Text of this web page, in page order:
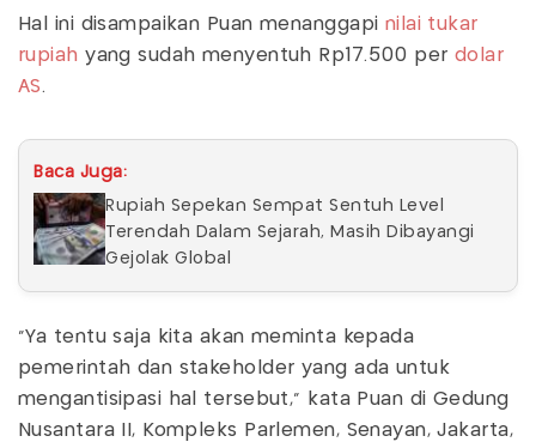
Hal ini disampaikan Puan menanggapi nilai tukar
rupiah yang sudah menyentuh Rp17.500 perdolar
AS.
Baca Juga:
Rupiah Sepekan Sempat Sentuh Level
Terendah Dalam Sejarah, Masih Dibayangi
Gejolak Global
"Ya tentu saja kita akan meminta kepada
pemerintah dan stakeholder yang ada untuk
mengantisipasi hal tersebut," kata Puan di Gedung
Nusantara II, Kompleks Parlemen, Senayan, Jakarta,